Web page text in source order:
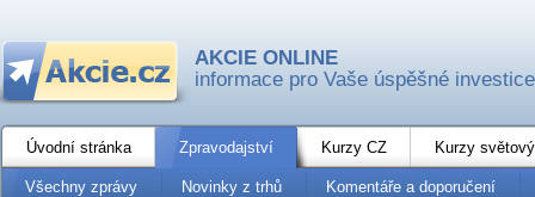
AKCIE ONLINE
informace pro Vaše úspěšné investice
Úvodní stránka Zpravodajství Kurzy CZ Kurzy
Všechny zprávy Novinky z trhů Komentáře a doporučení